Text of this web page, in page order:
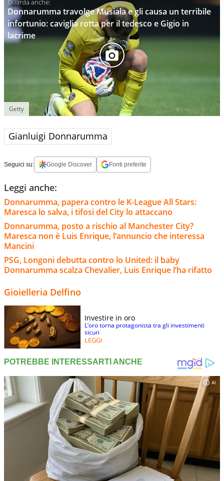
Donnarumma travolge Musiala e gli causa un terribile
infortunio: caviglia rotta per il tedesco e Gigio in
lacrime
Getty
Gianluigi Donnarumma
Seguici su: Google Discover Fonti preferite
Leggi anche:
Donnarumma, papera contro le K-League All Stars:
Maresca lo salva, i tifosi del City lo attaccano
Donnarumma, posto a rischio al Manchester City?
Maresca non è Luis Enrique, l’annuncio che interessa
Mancini
PSG, Longoni debutta contro lo United: il baby
Donnarumma scalza Chevalier, Luis Enrique l’ha rifatto
Gioielleria Delfino
Investire in oro
L’oro torna protagonista tra gli investimenti
sicuri
LEGGI